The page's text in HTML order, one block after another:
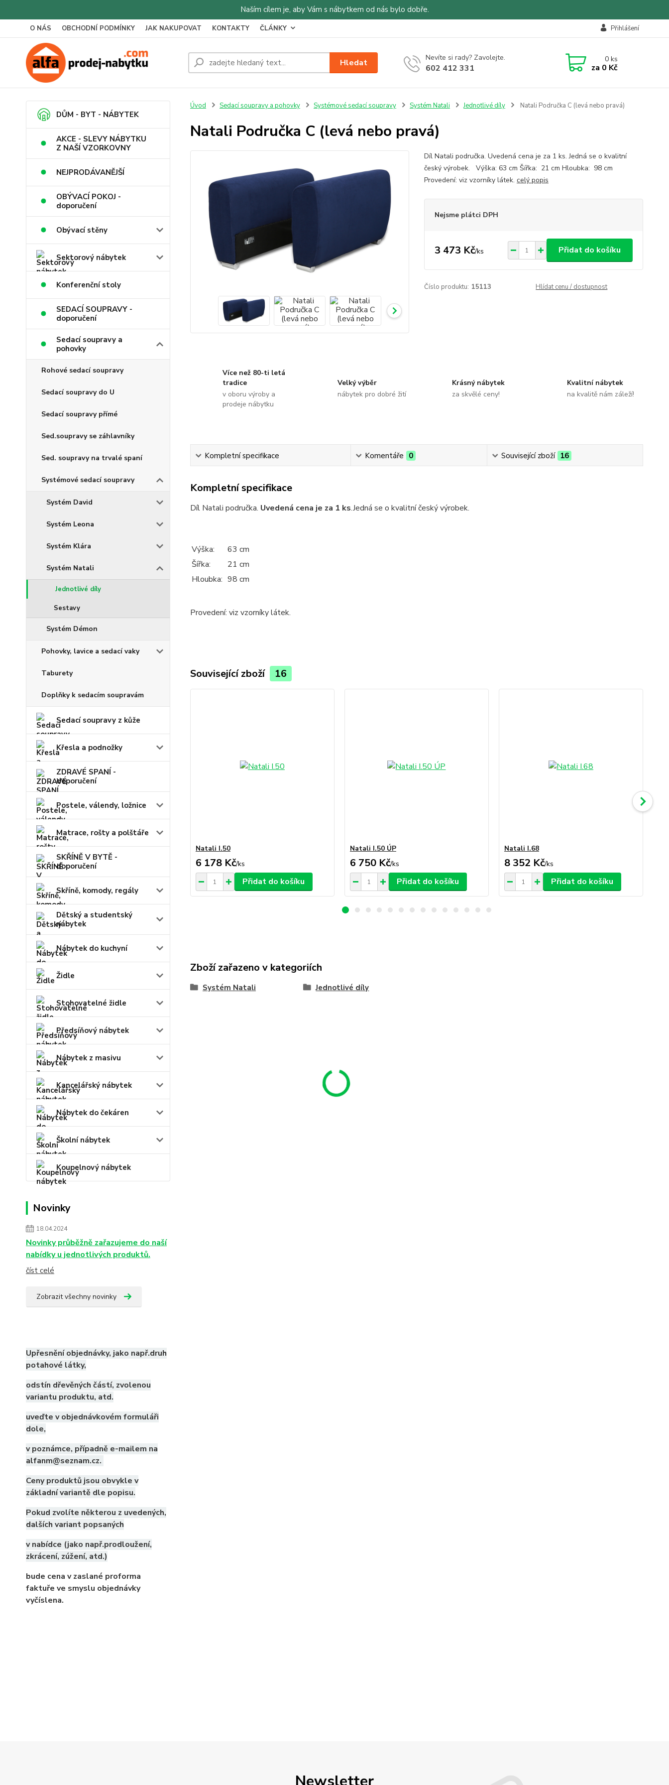
Naším cílem je, aby Vám s nábytkem od nás bylo dobře.
O NÁS OBCHODNÍ PODMÍNKY JAK NAKUPOVAT KONTAKTY ČLÁNKY Přihlášení
Hledat Nevíte si rady? Zavolejte.
602 412 331
0ks
za 0 Kč
DŮM - BYT - NÁBYTEK
AKCE - SLEVY NÁBYTKU
Z NAŠÍ VZORKOVNY
NEJPRODÁVANĚJŠÍ
OBÝVACÍ POKOJ -
doporučení
Obývací stěny
Sektorový nábytek
Konferenční stoly
SEDACÍ SOUPRAVY -
doporučení
Sedací soupravy a
pohovky
Rohové sedací soupravy
Sedací soupravy do U
Sedací soupravy přímé
Sed.soupravy se záhlavníky
Sed. soupravy na trvalé spaní
Systémové sedací soupravy
Systém David
Systém Leona
Systém Klára
Systém Natali
Jednotlivé díly
Sestavy
Systém Démon
Pohovky, lavice a sedací vaky
Taburety
Doplňky k sedacím soupravám
Sedací soupravy z kůže
Křesla a podnožky
ZDRAVÉ SPANÍ -
doporučení
Postele, válendy, ložnice
Matrace, rošty a polštáře
SKŘÍNĚ V BYTĚ -
doporučení
Skříně, komody, regály
Dětský a studentský
nábytek
Nábytek do kuchyní
Židle
Stohovatelné židle
Předsíňový nábytek
Nábytek z masivu
Kancelářský nábytek
Nábytek do čekáren
Školní nábytek
Koupelnový nábytek
Novinky
18.04.2024
Novinky průběžně zařazujeme do naší
nabídky u jednotlivých produktů.
číst celé
Zobrazit všechny novinky
Upřesnění objednávky, jako např.druh
potahové látky,
odstín dřevěných částí, zvolenou
variantu produktu, atd.
uveďte v objednávkovém formuláři
dole,
v poznámce, případně e-mailem na
alfanm@seznam.cz.
Ceny produktů jsou obvykle v
základní variantě dle popisu.
Pokud zvolíte některou z uvedených,
dalších variant popsaných
v nabídce (jako např.prodloužení,
zkrácení, zúžení, atd.)
bude cena v zaslané proforma
faktuře ve smyslu objednávky
vyčíslena.
Úvod Sedací soupravy a pohovky Systémové sedací soupravy Systém Natali Jednotlivé díly Natali Područka C (levá nebo pravá)
Natali Područka C (levá nebo pravá)
Díl Natali područka. Uvedená cena je za 1 ks. Jedná se o kvalitní
český výrobek. Výška: 63 cm Šířka: 21 cm Hloubka: 98 cm
Provedení: viz vzorníky látek. celý popis
Nejsme plátci DPH
3 473 Kč/ks Přidat do košíku
Číslo produktu: 15113 Hlídat cenu / dostupnost
Více než 80-ti letá
tradice
v oboru výroby a
prodeje nábytku
Velký výběr
nábytek pro dobré žití
Krásný nábytek
za skvělé ceny!
Kvalitní nábytek
na kvalitě nám záleží!
Kompletní specifikace Komentáře 0 Související zboží 16
Kompletní specifikace
Díl Natali područka. Uvedená cena je za 1 ks.Jedná se o kvalitní český výrobek.
Výška:
63 cm
Šířka:
21 cm
Hloubka: 98 cm
Provedení: viz vzorníky látek.
Související zboží 16
Natali I.50
6 178 Kč/ks
Přidat do košíku
Natali I.50 ÚP
6 750 Kč/ks
Přidat do košíku
Natali I.68
8 352 Kč/ks
Přidat do košíku
Zboží zařazeno v kategoriích
Systém Natali Jednotlivé díly